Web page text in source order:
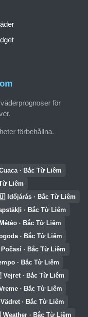
för
förbehållna.
· Bắc Từ Liêm
Liêm
Időjárás · Bắc Từ Liêm
· Bắc Từ Liêm
Météo · Bắc Từ Liêm
· Bắc Từ Liêm
Počasí · Bắc Từ Liêm
· Bắc Từ Liêm
Vejret · Bắc Từ Liêm
· Bắc Từ Liêm
Vädret · Bắc Từ Liêm
Weather · Bắc Từ Liêm